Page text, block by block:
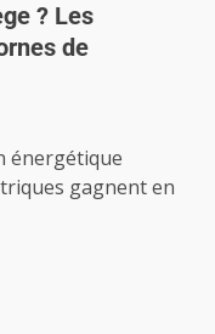
? Les
de
énergétique
gagnent en